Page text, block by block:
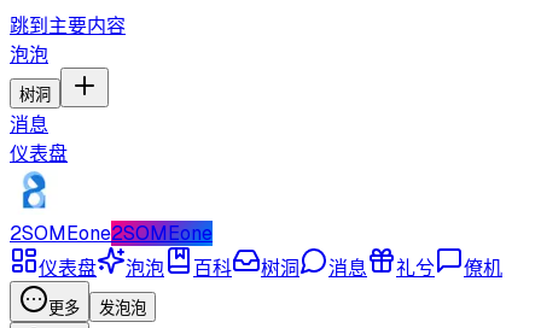
跳到主要内容
泡泡
树洞
消息
仪表盘
2SOMEone2SOMEone
仪表盘
泡泡 百科 树洞 消息 礼兮 僚机
更多 发泡泡